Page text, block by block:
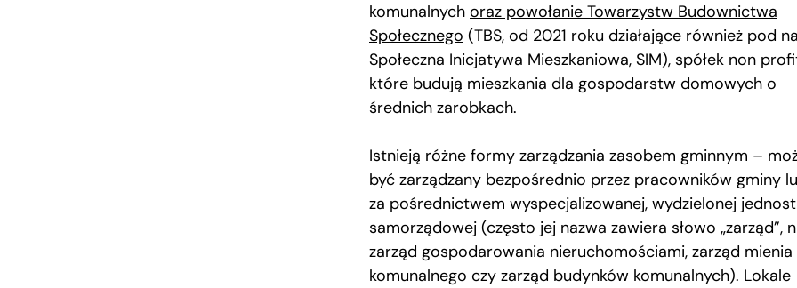
komunalnych oraz powołanie Towarzystw Budownictwa
Społecznego (TBS, od 2021 roku działające również pod
Społeczna Inicjatywa Mieszkaniowa, SIM), spółek non
które budują mieszkania dla gospodarstw domowych o
średnich zarobkach.
Istnieją różne formy zarządzania zasobem gminnym –
być zarządzany bezpośrednio przez pracowników gminy
za pośrednictwem wyspecjalizowanej, wydzielonej
samorządowej (często jej nazwa zawiera słowo „zarząd”,
zarząd gospodarowania nieruchomościami, zarząd mienia
komunalnego czy zarząd budynków komunalnych). Lokale